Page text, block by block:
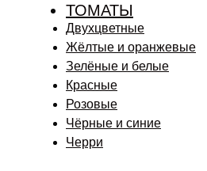
ТОМАТЫ
Двухцветные
Жёлтые и оранжевые
Зелёные и белые
Красные
Розовые
Чёрные и синие
Черри